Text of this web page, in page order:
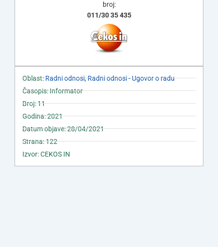
broj:
011/30 35 435
Oblast:Radni odnosi,Radni odnosi - Ugovor o radu
Časopis: Informator
Broj: 11
Godina: 2021
Datum objave: 28/04/2021
Strana: 122
Izvor: CEKOS IN